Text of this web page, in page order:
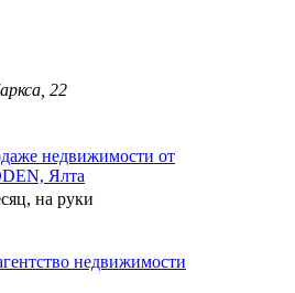
22
недвижимости от
Ялта
на руки
недвижимости